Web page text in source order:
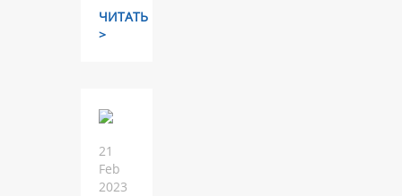
ЧИТАТЬ
>
21
Feb
2023